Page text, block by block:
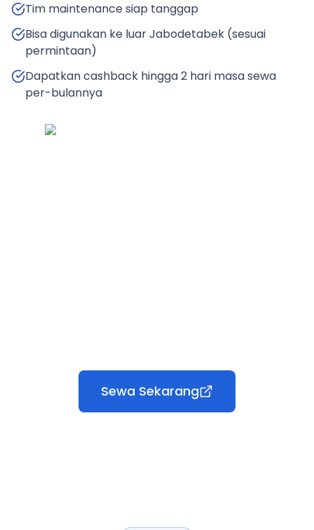
Tim maintenance siap tanggap
Bisa digunakan ke luar Jabodetabek (sesuai
permintaan)
Dapatkan cashback hingga 2 hari masa sewa
per-bulannya
Sewa Sekarang